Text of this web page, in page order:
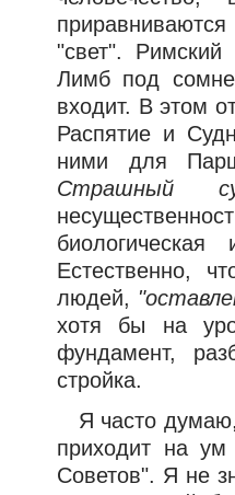
"свет". Римский
Лимб под
входит. В этом
Распятие и
ними для
Страшный
Естественно,
людей,
хотя бы на
фундамент,
стройка.
Я часто
приходит на
Советов". Я не